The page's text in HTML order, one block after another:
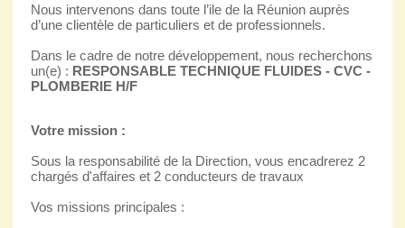
Nous intervenons dans toute l’ile de la Réunion auprès
d’une clientèle de particuliers et de professionnels.
Dans le cadre de notre développement, nous recherchons
un(e) : RESPONSABLE TECHNIQUE FLUIDES - CVC -
PLOMBERIE H/F
Votre mission :
Sous la responsabilité de la Direction, vous encadrerez 2
chargés d'affaires et 2 conducteurs de travaux
Vos missions principales :